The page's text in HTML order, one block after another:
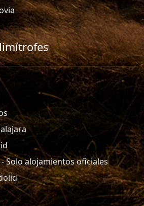
- Solo alojamientos oficiales